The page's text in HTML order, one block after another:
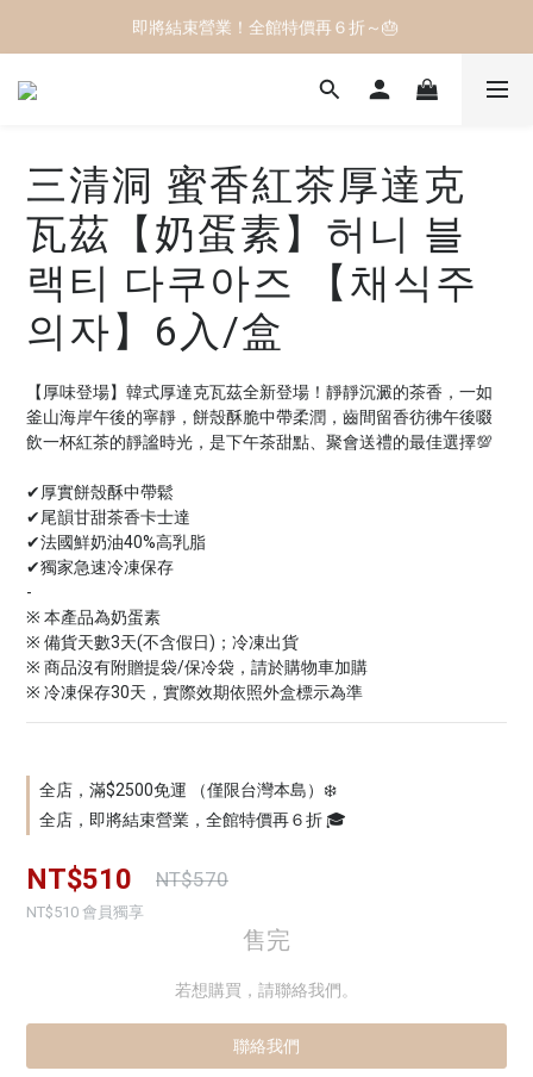
即將結束營業！全館特價再６折～🎂
即將結束營業！全館特價再６折～🎂
滿2500元免運費🚚 宅配到府最方便 ❤️
三清洞 蜜香紅茶厚達克
瓦茲【奶蛋素】허니 블
랙티 다쿠아즈 【채식주
의자】6入/盒
【厚味登場】韓式厚達克瓦茲全新登場！靜靜沉澱的茶香，一如
釜山海岸午後的寧靜，餅殼酥脆中帶柔潤，齒間留香彷彿午後啜
飲一杯紅茶的靜謐時光，是下午茶甜點、聚會送禮的最佳選擇💯
✔厚實餅殼酥中帶鬆
✔尾韻甘甜茶香卡士達
✔法國鮮奶油40%高乳脂
✔獨家急速冷凍保存
-
※ 本產品為奶蛋素
※ 備貨天數3天(不含假日)；冷凍出貨
※ 商品沒有附贈提袋/保冷袋，請於購物車加購
※ 冷凍保存30天，實際效期依照外盒標示為準
全店，滿$2500免運 （僅限台灣本島）❄️
全店，即將結束營業，全館特價再６折 🎓
NT$510 NT$570
NT$510 會員獨享
售完
若想購買，請聯絡我們。
聯絡我們